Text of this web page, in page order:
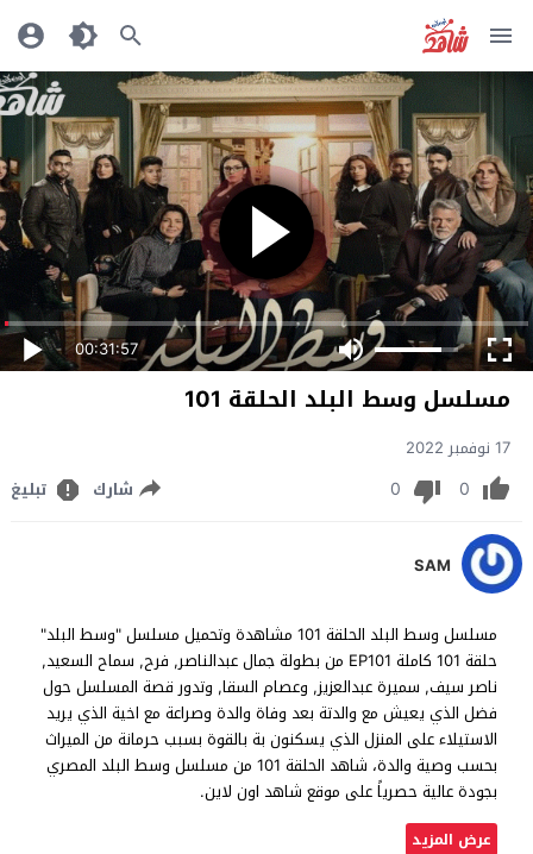
00:31:57
مسلسل وسط البلد الحلقة 101
17 نوفمبر 2022
0
0 شارك تبليغ
SAM
مسلسل وسط البلد الحلقة 101 مشاهدة وتحميل مسلسل "وسط البلد"
حلقة 101 كاملة EP101 من بطولة جمال عبدالناصر, فرح, سماح السعيد,
ناصر سيف, سميرة عبدالعزيز, وعصام السقا, وتدور قصة المسلسل حول
فضل الذي يعيش مع والدتة بعد وفاة والدة وصراعة مع اخية الذي يريد
الاستيلاء على المنزل الذي يسكنون بة بالقوة بسبب حرمانة من الميراث
بحسب وصية والدة، شاهد الحلقة 101 من مسلسل وسط البلد المصري
بجودة عالية حصرياً على موقع شاهد اون لاين.
عرض المزيد